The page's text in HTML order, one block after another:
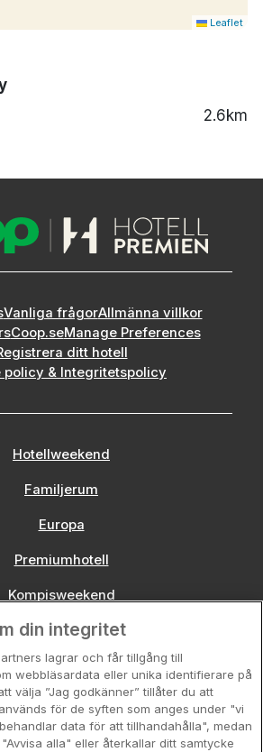
Leaflet
2.6km
Vanliga frågorAllmänna villkor
Coop.seManage Preferences
ditt hotell
policy & Integritetspolicy
Hotellweekend
Familjerum
Europa
Premiumhotell
Kompisweekend
Storstadsweekend
under 995 kr
Spahotell
Sydsverige
din integritet
lagrar och får tillgång till
webbläsardata eller unika identifierare på
välja ”Jag godkänner” tillåter du att
för de syften som anges under "vi
data för att tillhandahålla", medan
alla" eller återkallar ditt samtycke